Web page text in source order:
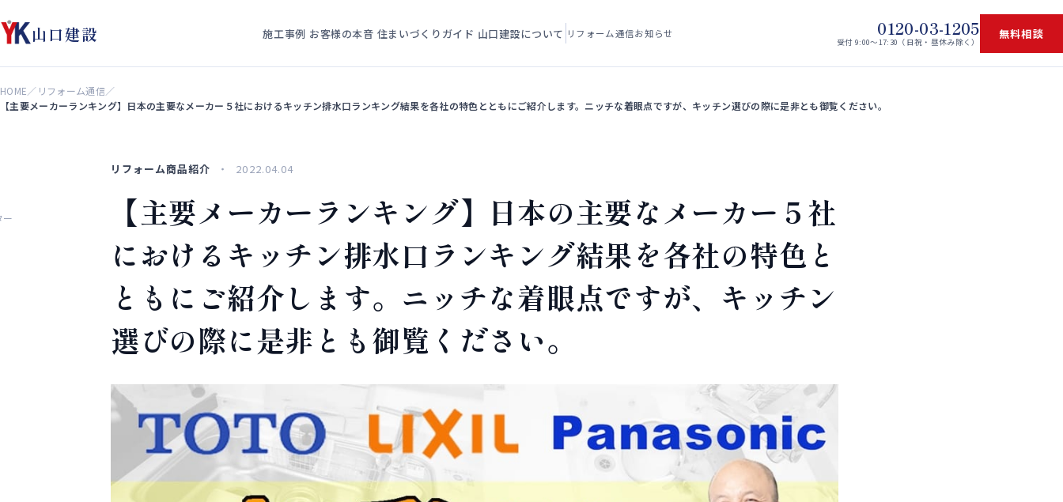
山口建設 施工事例 お客様の本音 住まいづくりガイド 山口建設について リフォーム通信お知らせ 0120-03-1205
受付 9:00〜17:30（日祝・昼休み除く）
無料相談
HOME／ リフォーム通信／
【主要メーカーランキング】日本の主要なメーカー５社におけるキッチン排水口ランキング結果を各社の特色とともにご紹介します。ニッチな着眼点ですが、キッチン選びの際に是非とも御覧ください。
ー
リフォーム商品紹介 2022.04.04
【主要メーカーランキング】日本の主要なメーカー５社
におけるキッチン排水口ランキング結果を各社の特色と
ともにご紹介します。ニッチな着眼点ですが、キッチン
選びの際に是非とも御覧ください。